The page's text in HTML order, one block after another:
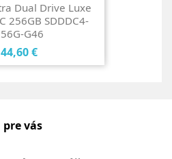
Dual Drive Luxe
256GB SDDDC4-
G46
Cena
44,60 €
vás